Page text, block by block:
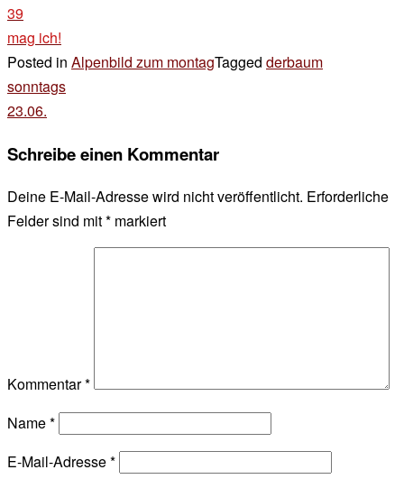
39
mag ich!
Posted in Alpenbild zum montagTagged derbaum
Beitragsnavigation
sonntags
23.06.
Schreibe einen Kommentar
Deine E-Mail-Adresse wird nicht veröffentlicht. Erforderliche
Felder sind mit* markiert
Kommentar*
Name*
E-Mail-Adresse*